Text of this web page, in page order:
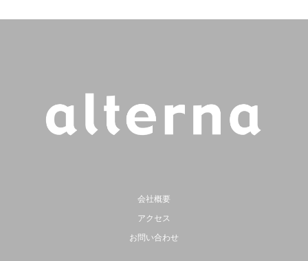
会社概要
アクセス
お問い合わせ